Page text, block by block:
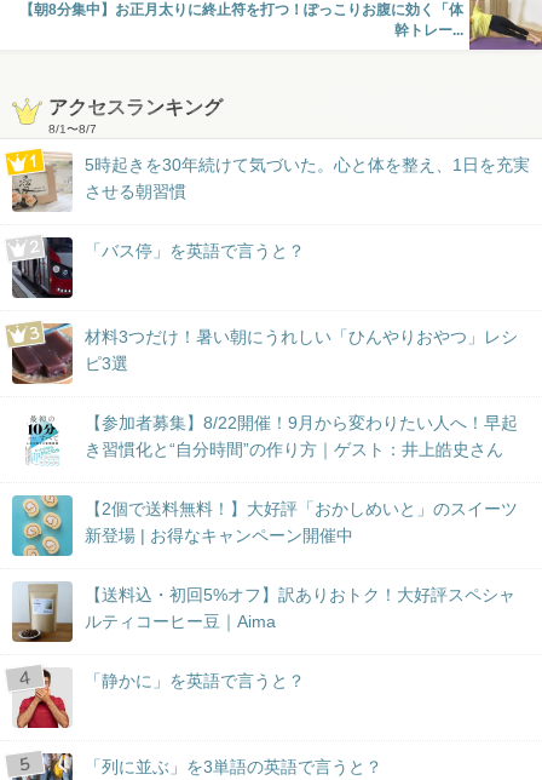
【朝8分集中】お正月太りに終止符を打つ！ぽっこりお腹に効く「体
幹トレー...
アクセスランキング
8/1〜8/7
5時起きを30年続けて気づいた。心と体を整え、1日を充実
させる朝習慣
「バス停」を英語で言うと？
材料3つだけ！暑い朝にうれしい「ひんやりおやつ」レシ
ピ3選
【参加者募集】8/22開催！9月から変わりたい人へ！早起
き習慣化と“自分時間”の作り方｜ゲスト：井上皓史さん
【2個で送料無料！】大好評「おかしめいと」のスイーツ
新登場 | お得なキャンペーン開催中
【送料込・初回5%オフ】訳ありおトク！大好評スペシャ
ルティコーヒー豆｜Aima
「静かに」を英語で言うと？
「列に並ぶ」を3単語の英語で言うと？